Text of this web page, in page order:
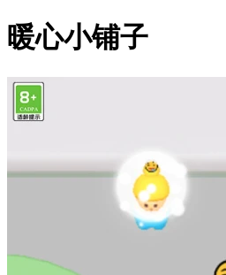
暖心小铺子